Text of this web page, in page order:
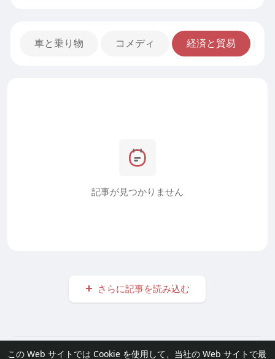
この Web サイトでは Cookie を使用して、当社の Web サイトで最
車と乗り物 コメディ 経済と貿易
記事が見つかりません
さらに記事を読み込む
© 2026 furisode Link